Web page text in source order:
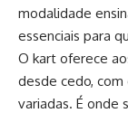
modalidade
essenciais para
O kart oferece
desde cedo, com
variadas. É onde